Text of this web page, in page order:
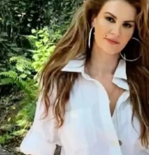
Yalova
Karabük
Kilis
Osmaniye
Düzce